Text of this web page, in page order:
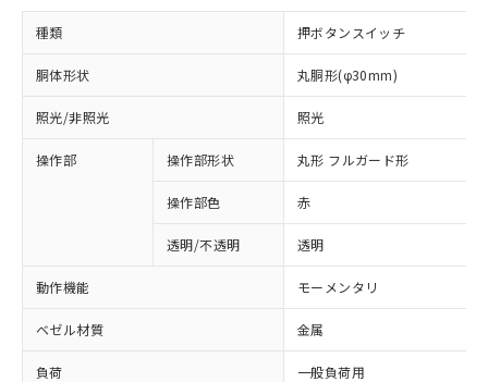
種類 押ボタンスイッチ
胴体形状 丸胴形(φ30mm)
照光/非照光 照光
操作部 操作部形状 丸形 フルガード形
操作部色 赤
透明/不透明 透明
動作機能 モーメンタリ
ベゼル材質 金属
負荷 一般負荷用